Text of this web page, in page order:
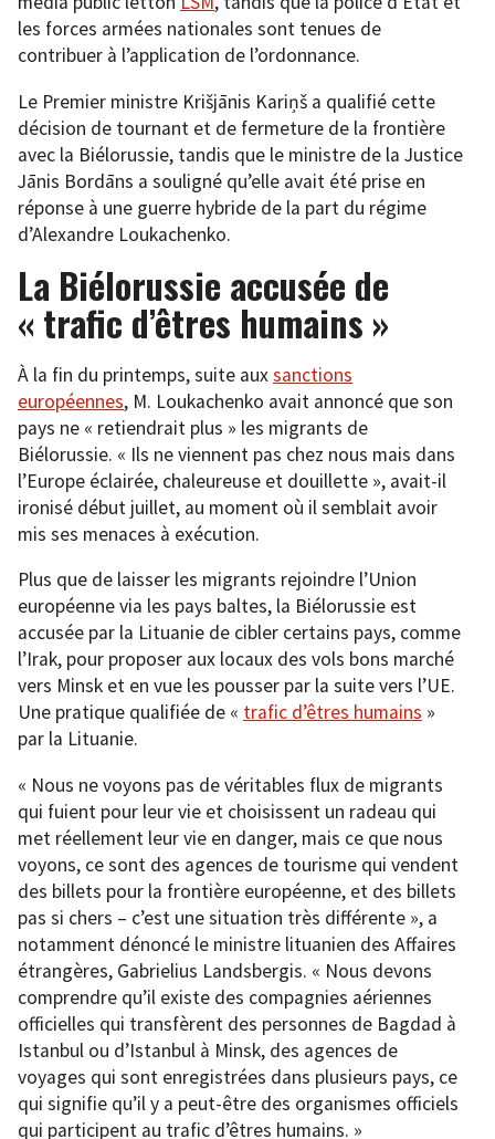
les forces armées nationales sont tenues de
contribuer à l’application de l’ordonnance.
Le Premier ministre Krišjānis Kariņš a qualifié cette
décision de tournant et de fermeture de la frontière
avec la Biélorussie, tandis que le ministre de la Justice
Jānis Bordāns a souligné qu’elle avait été prise en
réponse à une guerre hybride de la part du régime
d’Alexandre Loukachenko.
La Biélorussie accusée de
« trafic d’êtres humains »
À la fin du printemps, suite auxsanctions
européennes, M. Loukachenko avait annoncé que son
pays ne « retiendrait plus » les migrants de
Biélorussie. « Ils ne viennent pas chez nous mais dans
l’Europe éclairée, chaleureuse et douillette », avait-il
ironisé début juillet, au moment où il semblait avoir
mis ses menaces à exécution.
Plus que de laisser les migrants rejoindre l’Union
européenne via les pays baltes, la Biélorussie est
accusée par la Lituanie de cibler certains pays, comme
l’Irak, pour proposer aux locaux des vols bons marché
vers Minsk et en vue les pousser par la suite vers l’UE.
Une pratique qualifiée de « trafic d’êtres humains »
par la Lituanie.
« Nous ne voyons pas de véritables flux de migrants
qui fuient pour leur vie et choisissent un radeau qui
met réellement leur vie en danger, mais ce que nous
voyons, ce sont des agences de tourisme qui vendent
des billets pour la frontière européenne, et des billets
pas si chers – c’est une situation très différente », a
notamment dénoncé le ministre lituanien des Affaires
étrangères, Gabrielius Landsbergis. « Nous devons
comprendre qu’il existe des compagnies aériennes
officielles qui transfèrent des personnes de Bagdad à
Istanbul ou d’Istanbul à Minsk, des agences de
voyages qui sont enregistrées dans plusieurs pays, ce
qui signifie qu’il y a peut-être des organismes officiels
qui participent au trafic d’êtres humains. »